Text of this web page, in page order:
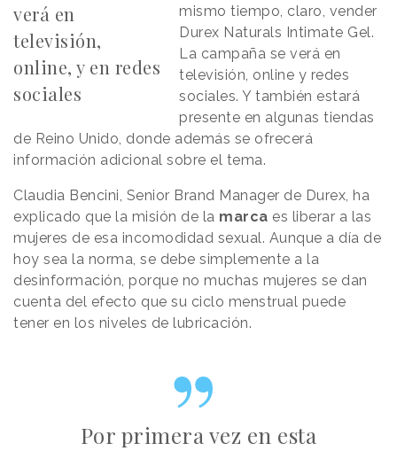
verá en
televisión,
online, y en redes
sociales
mismo tiempo, claro, vender
Durex Naturals Intimate Gel.
La campaña se verá en
televisión, online y redes
sociales. Y también estará
presente en algunas tiendas
de Reino Unido, donde además se ofrecerá
información adicional sobre el tema.
Claudia Bencini, Senior Brand Manager de Durex, ha
explicado que la misión de la marca es liberar a las
mujeres de esa incomodidad sexual. Aunque a día de
hoy sea la norma, se debe simplemente a la
desinformación, porque no muchas mujeres se dan
cuenta del efecto que su ciclo menstrual puede
tener en los niveles de lubricación.
Por primera vez en esta